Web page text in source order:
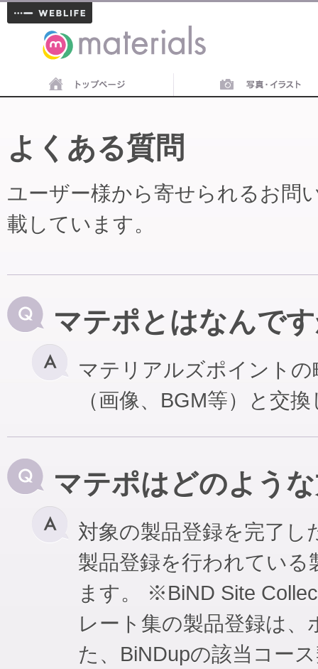
materials
よくある質問
ユーザー様から寄せられるお問
載しています。
マテポとはなんで
マテリアルズポイント
（画像、BGM等）と交
マテポはどのよう
対象の製品登録を完了
製品登録を行われてい
ます。 ※BiND Site
レート集の製品登録は
た、BiNDupの該当コー